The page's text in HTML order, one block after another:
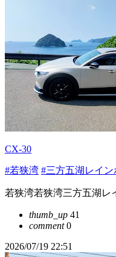
CX-30
#若狭湾 #三方五湖レイ
若狭湾若狭湾三方五湖レ
thumb_up 41
comment0
2026/07/19 22:51